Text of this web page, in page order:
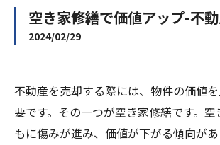
空き家修繕で価値アップ-不
2024/02/29
不動産を売却する際には、物件の価値
要です。その一つが空き家修繕です。空
もに傷みが進み、価値が下がる傾向が